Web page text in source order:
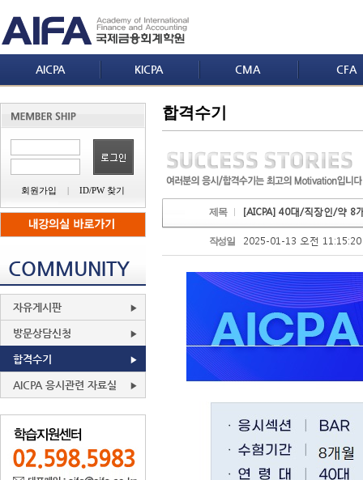
AICPA KICPA CMA CFA
회원가입 | ID/PW 찾기
COMMUNITY
자유게시판
방문상담신청
합격수기
AICPA 응시관련 자료실
합격수기
제목 [AICPA] 40대/직장인/약 8
작성일 2025-01-13 오전 11:15:20